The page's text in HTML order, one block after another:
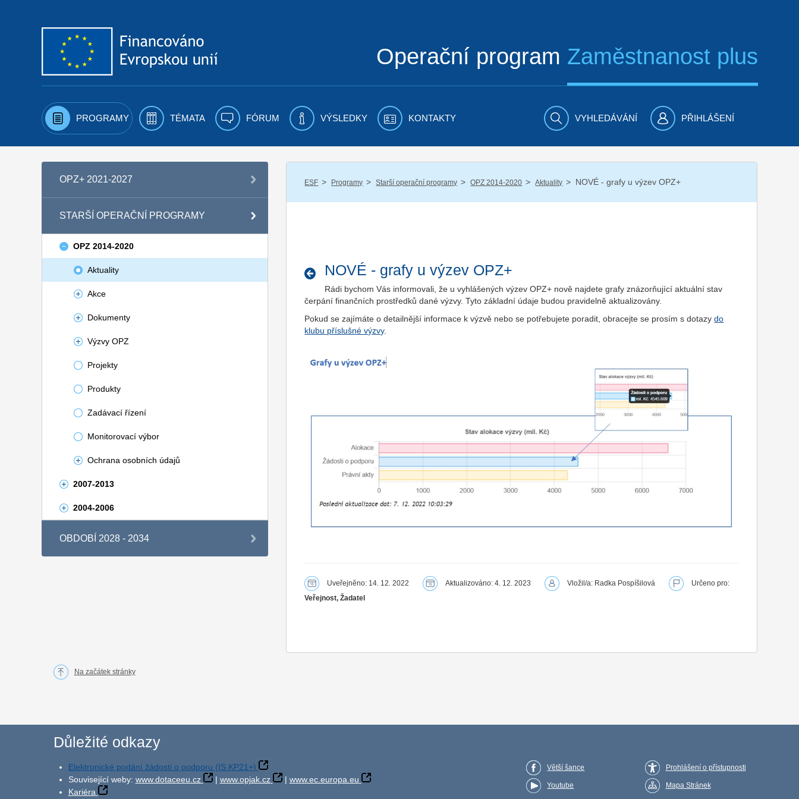
Operační program Zaměstnanost plus
PROGRAMY TÉMATA FÓRUM VÝSLEDKY KONTAKTY VYHLEDÁVÁNÍ PŘIHLÁŠENÍ
OPZ+ 2021-2027
STARŠÍ OPERAČNÍ PROGRAMY
OPZ 2014-2020
Aktuality
Akce
Dokumenty
Výzvy OPZ
Projekty
Produkty
Zadávací řízení
Monitorovací výbor
Ochrana osobních údajů
2007-2013
2004-2006
OBDOBÍ 2028 - 2034
ESF / Programy / Starší operační programy / OPZ 2014-2020 / Aktuality / NOVÉ - grafy u výzev OPZ+
NOVÉ - grafy u výzev OPZ+
Rádi bychom Vás informovali, že u vyhlášených výzev OPZ+ nově najdete grafy znázorňující aktuální stav
čerpání finančních prostředků dané výzvy. Tyto základní údaje budou pravidelně aktualizovány.
Pokud se zajímáte o detailnější informace k výzvě nebo se potřebujete poradit, obracejte se prosím s dotazydo
klubu příslušné výzvy.
Uveřejněno: 14. 12. 2022 Aktualizováno: 4. 12. 2023 Vložil/a: Radka Pospíšilová
Určeno pro:
Veřejnost, Žadatel
Na začátek stránky
Důležité odkazy
Elektronické podání žádosti o podporu (IS KP21+)
Související weby: www.dotaceeu.cz | www.opjak.cz | www.ec.europa.eu
Kariéra
Větší šance
Youtube
Prohlášení o přístupnosti
Mapa Stránek